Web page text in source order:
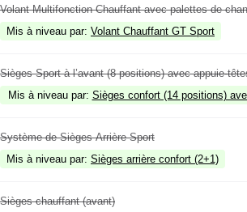
Volant Multifonction Chauffant avec palettes de
Mis à niveau par: Volant Chauffant GT Sport
Sièges Sport à l’avant (8 positions) avec appuie-
Mis à niveau par: Sièges confort (14 positions)
Système de Sièges Arrière Sport
Mis à niveau par: Sièges arrière confort (2+1)
Sièges chauffant (avant)